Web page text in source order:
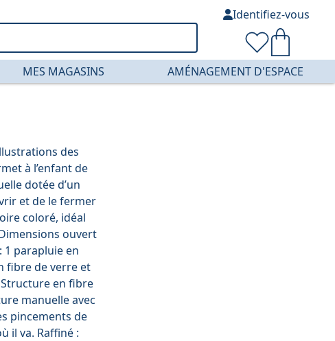
MES MAGASINS AMÉNAGEMENT D'ESPACE
Identifiez-vous
des
à l’enfant de
dotée d’un
et de le fermer
coloré, idéal
ouvert
1 parapluie en
fibre de verre et
en fibre
manuelle avec
pincements de
il va. Raffiné :